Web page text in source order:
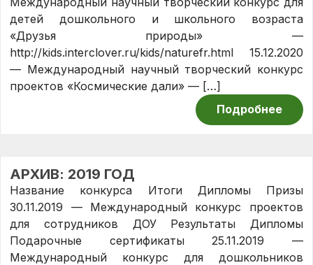
детей дошкольного и школьного возраста
«Друзья природы» —
http://kids.interclover.ru/kids/naturefr.html 15.12.2020
— Международный научный творческий конкурс
проектов «Космические дали» — […]
Подробнее
АРХИВ: 2019 ГОД
Название конкурса Итоги Дипломы Призы
30.11.2019 — Международный конкурс проектов
для сотрудников ДОУ Результаты Дипломы
Подарочные сертификаты 25.11.2019 —
Международный конкурс для дошкольников